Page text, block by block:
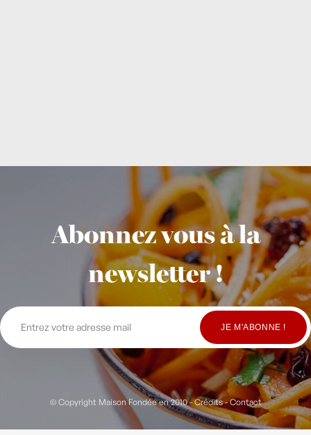
Abonnez vous à la
newsletter !
© Copyright Maison Fondée en 2010-Crédits-Contact